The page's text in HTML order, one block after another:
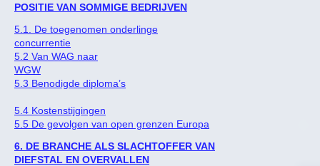
POSITIE VAN SOMMIGE BEDRIJVEN
5.1. De toegenomen onderlinge
concurrentie
5.2 Van WAG naar
WGW
5.3 Benodigde diploma’s
5.4 Kostenstijgingen
5.5 De gevolgen van open grenzen Europa
6. DE BRANCHE ALS SLACHTOFFER VAN
DIEFSTAL EN OVERVALLEN